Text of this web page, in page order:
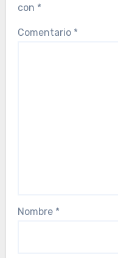
con *
Comentario *
Nombre *